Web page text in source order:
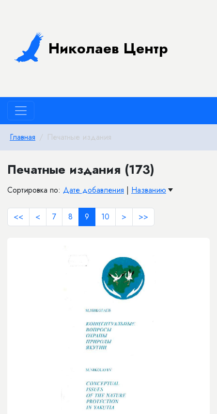
Николаев Центр
Главная Печатные издания
Печатные издания (173)
Сортировка по: Дате добавления | Названию
<< < 7 8 9 10 > >>